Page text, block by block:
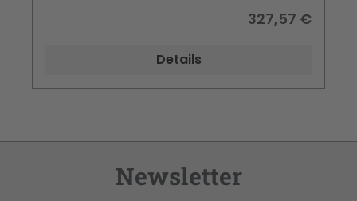
327,57 €
Details
Newsletter